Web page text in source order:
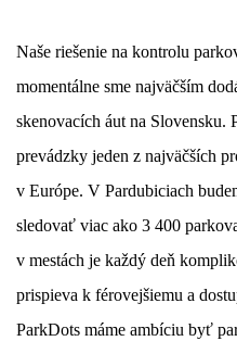
Naše riešenie na kontrolu
momentálne sme najväčším
skenovacích áut na Slovensku.
prevádzky jeden z najväčších
v Európe. V Pardubiciach
sledovať viac ako 3 400
v mestách je každý deň
prispieva k férovejšiemu a
ParkDots máme ambíciu byť